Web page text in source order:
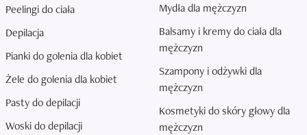
Peelingi do ciała
Depilacja
Pianki do golenia dla kobiet
Żele do golenia dla kobiet
Pasty do depilacji
Woski do depilacji
Mydła dla mężczyzn
Balsamy i kremy do ciała dla
mężczyzn
Szampony i odżywki dla
mężczyzn
Kosmetyki do skóry głowy dla
mężczyzn